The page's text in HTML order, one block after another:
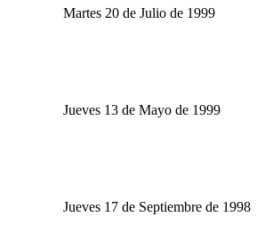
Martes 20 de Julio de 1999
Jueves 13 de Mayo de 1999
Jueves 17 de Septiembre de 1998